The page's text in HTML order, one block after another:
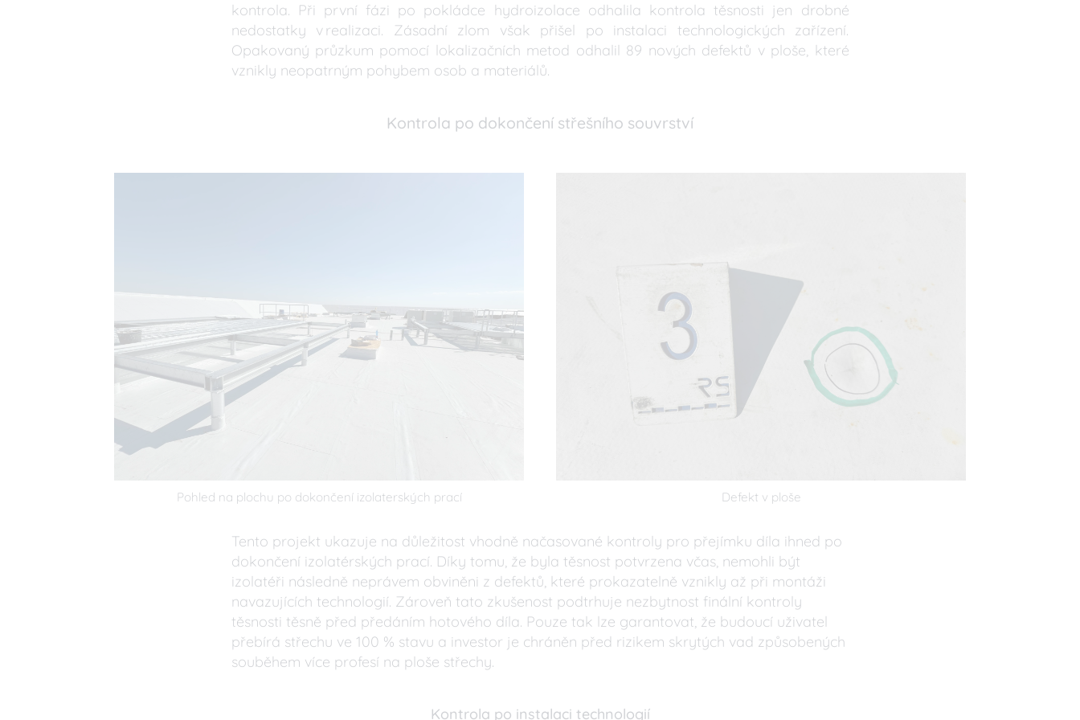
kontrola. Při první fázi po pokládce hydroizolace odhalila kontrola těsnosti jen drobné
nedostatky v realizaci. Zásadní zlom však přišel po instalaci technologických zařízení.
Opakovaný průzkum pomocí lokalizačních metod odhalil 89 nových defektů v ploše, které
vznikly neopatrným pohybem osob a materiálů.
Kontrola po dokončení střešního souvrství
Pohled na plochu po dokončení izolaterských prací Defekt v ploše
Tento projekt ukazuje na důležitost vhodně načasované kontroly pro přejímku díla ihned po
dokončení izolatérských prací. Díky tomu, že byla těsnost potvrzena včas, nemohli být
izolatéři následně neprávem obviněni z defektů, které prokazatelně vznikly až při montáži
navazujících technologií. Zároveň tato zkušenost podtrhuje nezbytnost finální kontroly
těsnosti těsně před předáním hotového díla. Pouze tak lze garantovat, že budoucí uživatel
přebírá střechu ve 100 % stavu a investor je chráněn před rizikem skrytých vad způsobených
souběhem více profesí na ploše střechy.
Kontrola po instalaci technologií